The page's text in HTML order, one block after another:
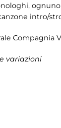
intro/
Compagnia
variazioni